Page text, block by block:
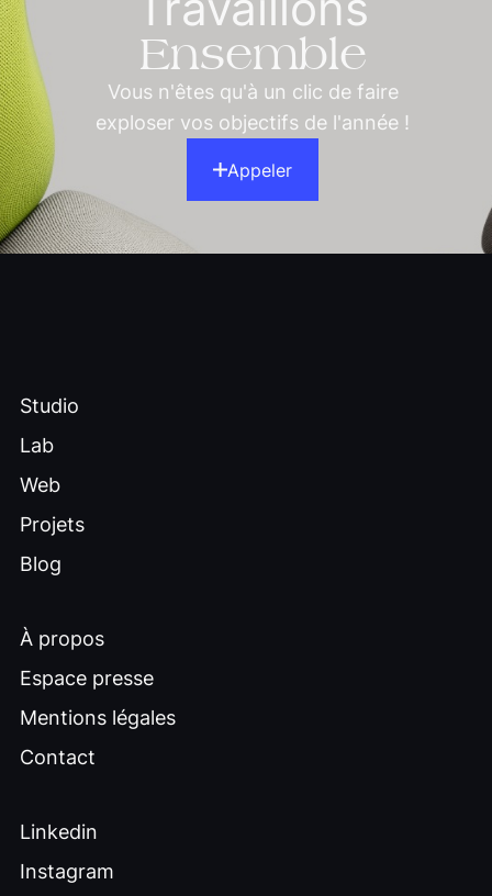
Ensemble
Vous n'êtes qu'à un clic de faire
exploser vos objectifs de l'année !
Appeler
Studio
Lab
Web
Projets
Blog
À propos
Espace presse
Mentions légales
Contact
Linkedin
Instagram